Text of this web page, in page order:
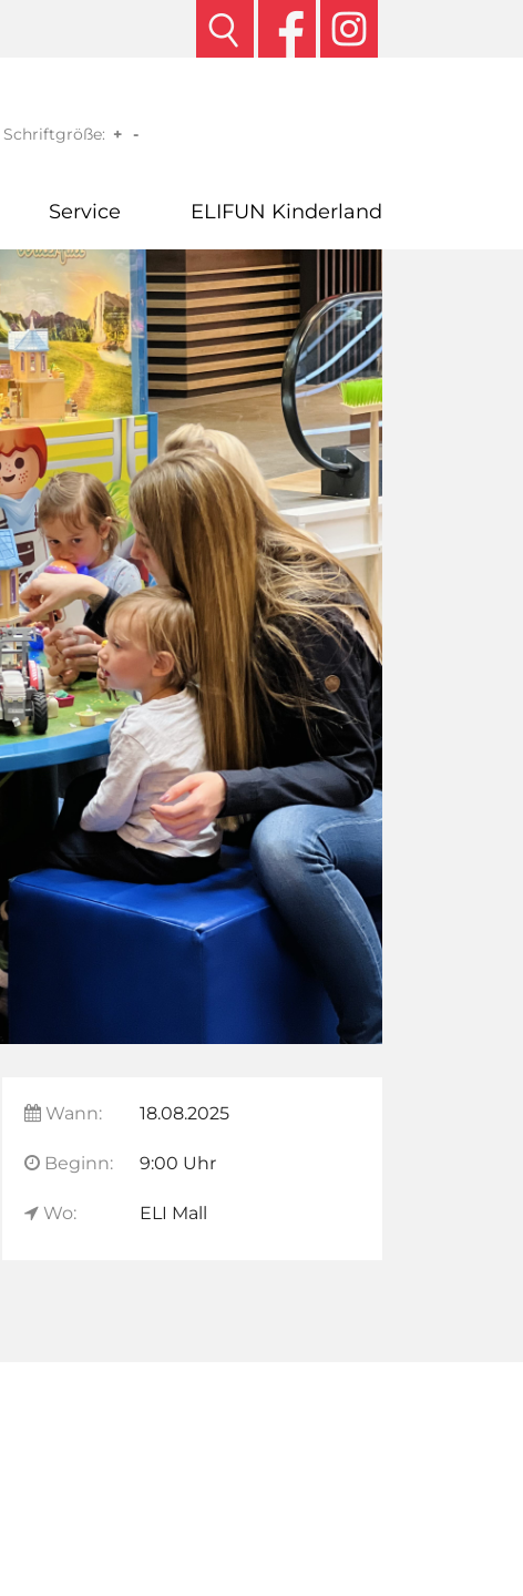
Schriftgröße: -
+
Service ELIFUN Kinderland
Wann: 18.08.2025
Beginn: 9:00 Uhr
Wo: ELI Mall